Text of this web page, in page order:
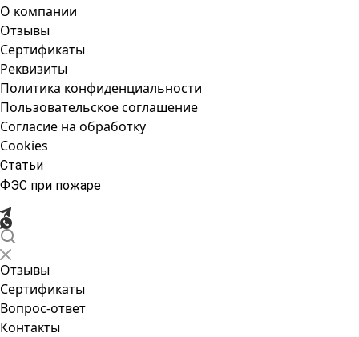
О компании
Отзывы
Сертификаты
Реквизиты
Политика конфиденциальности
Пользовательское соглашение
Согласие на обработку
Cookies
Статьи
ФЭС при пожаре
Отзывы
Сертификаты
Вопрос-ответ
Контакты